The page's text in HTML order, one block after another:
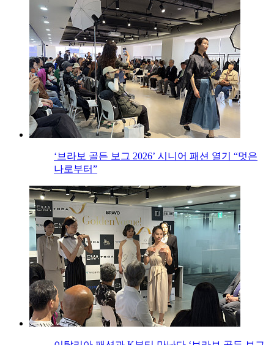
‘브라보 골든 보그 2026’ 시니어 패션 열기 “멋은
나로부터”